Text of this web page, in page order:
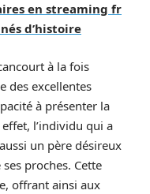
en streaming fr
d’histoire
à la fois
des excellentes
à présenter la
l’individu qui a
un père désireux
proches. Cette
offrant ainsi aux